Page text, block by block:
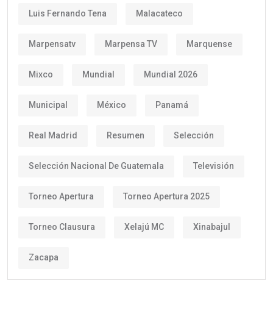
Luis Fernando Tena Malacateco
Marpensatv Marpensa TV Marquense
Mixco Mundial Mundial 2026
Municipal México Panamá
Real Madrid Resumen Selección
Selección Nacional De Guatemala Televisión
Torneo Apertura Torneo Apertura 2025
Torneo Clausura Xelajú MC Xinabajul
Zacapa